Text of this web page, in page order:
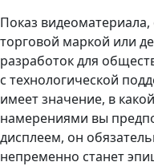
Показ
торговой маркой или
разработок для
с технологической
имеет значение, в
намерениями вы
дисплеем, он
непременно станет